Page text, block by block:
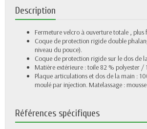
Description
Fermeture velcro à ouverture totale , plus
Coque de protection rigide double
niveau du pouce).
Coque de protection rigide sur le dos de
Matière extérieure : toile 82 % polyester /
Plaque articulations et dos de la main :
moulé par injection. Matelassage :
Références spécifiques